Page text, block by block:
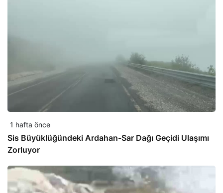
1 hafta önce
Sis Büyüklüğündeki Ardahan-Sar Dağı Geçidi Ulaşımı
Zorluyor